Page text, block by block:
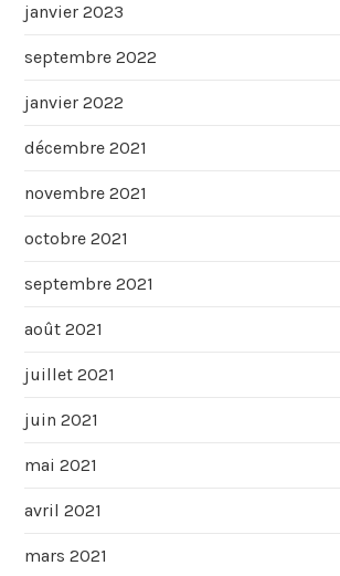
janvier 2023
septembre 2022
janvier 2022
décembre 2021
novembre 2021
octobre 2021
septembre 2021
août 2021
juillet 2021
juin 2021
mai 2021
avril 2021
mars 2021